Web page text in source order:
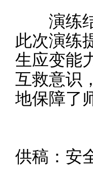
演练结
此次演练
生应变能
互救意识
地保障了
供稿：